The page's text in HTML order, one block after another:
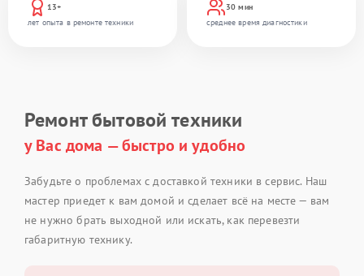
13+
лет опыта в ремонте техники
30 мин
среднее время диагностики
Ремонт бытовой техники
у Вас дома — быстро и удобно
Забудьте о проблемах с доставкой техники в сервис. Наш
мастер приедет к вам домой и сделает всё на месте — вам
не нужно брать выходной или искать, как перевезти
габаритную технику.